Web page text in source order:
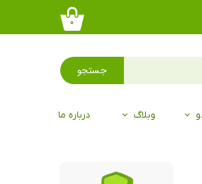
۰
جستجو
وبلاگ درباره ما